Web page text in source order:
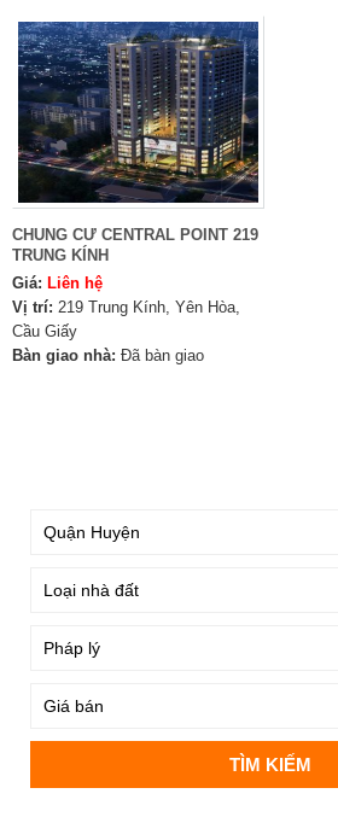
CHUNG CƯ CENTRAL POINT 219
TRUNG KÍNH
Giá: Liên hệ
Vị trí: 219 Trung Kính, Yên Hòa,
Cầu Giấy
Bàn giao nhà: Đã bàn giao